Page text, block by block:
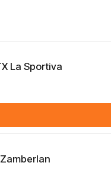
La Sportiva